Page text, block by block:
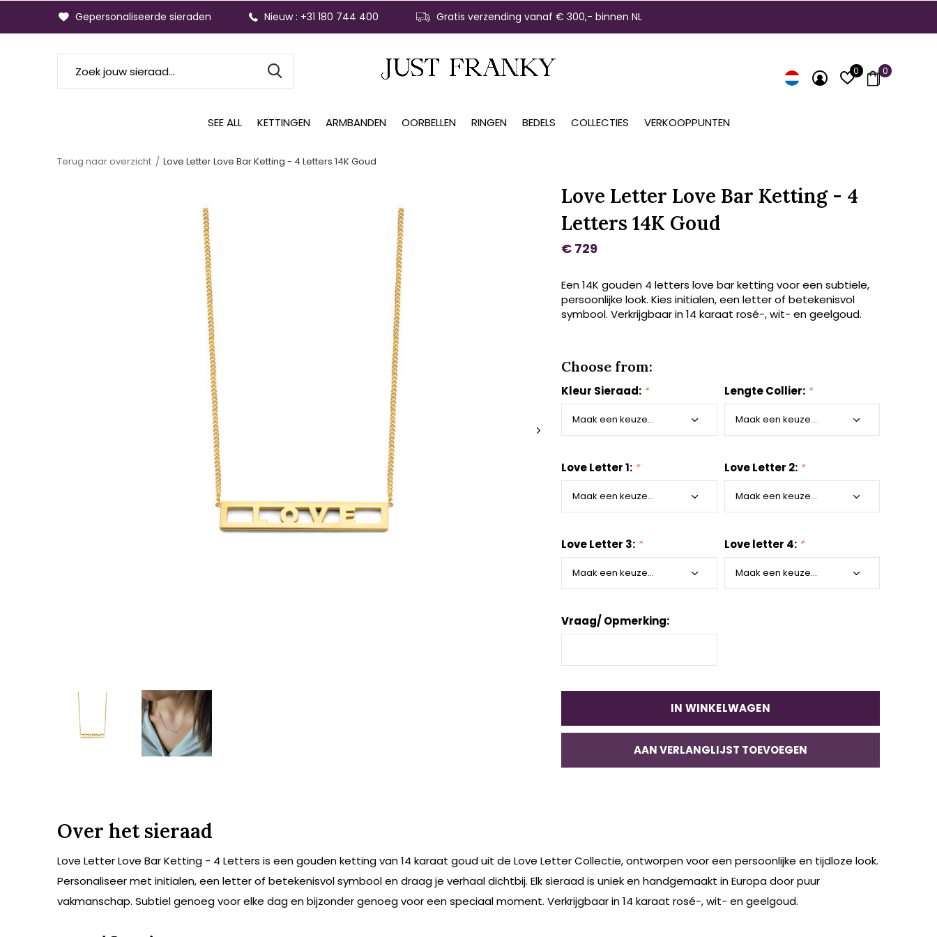
SEE ALL KETTINGEN ARMBANDEN OORBELLEN RINGEN BEDELS COLLECTIES VERKOOPPUNTEN
0 0
Gepersonaliseerde sieraden Nieuw : +31 180 744 400 Gratis verzending vanaf € 300,- binnen NL
Terug naar overzicht Love Letter Love Bar Ketting - 4 Letters 14K Goud
Love Letter Love Bar Ketting - 4
Letters 14K Goud
€ 729
Een 14K gouden 4 letters love bar ketting voor een subtiele,
persoonlijke look. Kies initialen, een letter of betekenisvol
symbool. Verkrijgbaar in 14 karaat rosé-, wit- en geelgoud.
Choose from:
Kleur Sieraad: * Lengte Collier: *
Love Letter 1: * Love Letter 2: *
Love Letter 3: * Love letter 4: *
Vraag/ Opmerking:
IN WINKELWAGEN
AAN VERLANGLIJST TOEVOEGEN
Over het sieraad
Love Letter Love Bar Ketting - 4 Letters is een gouden ketting van 14 karaat goud uit de Love Letter Collectie, ontworpen voor een persoonlijke en tijdloze look.
Personaliseer met initialen, een letter of betekenisvol symbool en draag je verhaal dichtbij. Elk sieraad is uniek en handgemaakt in Europa door puur
vakmanschap. Subtiel genoeg voor elke dag en bijzonder genoeg voor een speciaal moment. Verkrijgbaar in 14 karaat rosé-, wit- en geelgoud.